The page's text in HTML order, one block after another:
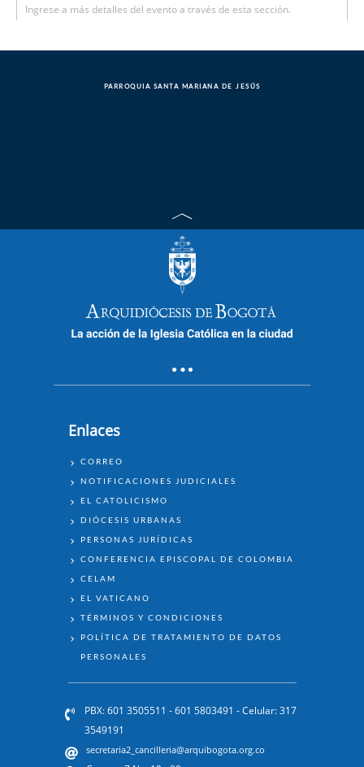
Ingrese a más detalles del evento a través de esta sección.
PARROQUIA SANTA MARIANA DE JESÚS
Enlaces
ENLACES
CORREO
NOTIFICACIONES JUDICIALES
EL CATOLICISMO
DIÓCESIS URBANAS
PERSONAS JURÍDICAS
CONFERENCIA EPISCOPAL DE COLOMBIA
CELAM
EL VATICANO
TÉRMINOS Y CONDICIONES
POLÍTICA DE TRATAMIENTO DE DATOS
PERSONALES
PBX: 601 3505511 - 601 5803491 - Celular: 317
3549191
secretaria2_cancilleria@arquibogota.org.co